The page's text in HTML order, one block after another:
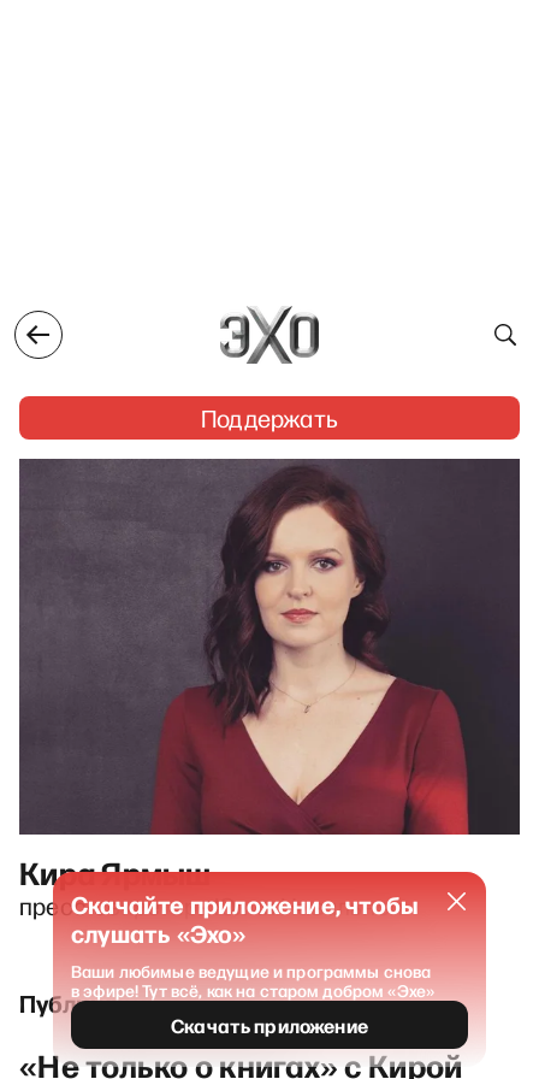
Поддержать
Кира Ярмыш
пресс-секретарь Юлии Навальной
Публикации и выпуски
«Не только о книгах» с Кирой
Скачайте приложение, чтобы
слушать «Эхо»
Ваши любимые ведущие и программы снова
в эфире! Тут всё, как на старом добром «Эхе»
Скачать приложение